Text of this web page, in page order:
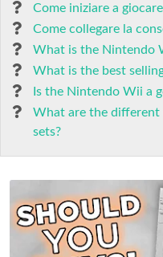
Come iniziare a
Come collegare la
What is the Nintendo
What is the best
Is the Nintendo Wii a
What are the
sets?